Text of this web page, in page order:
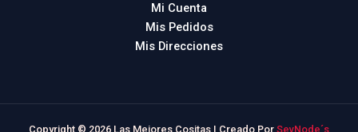
Mi Cuenta
Mis Pedidos
Mis Direcciones
Copyright © 2026 Las Mejores Cositas | Creado Por SevNode´s